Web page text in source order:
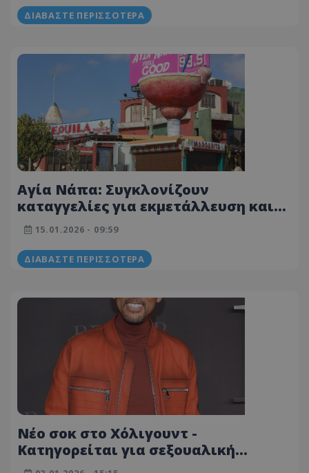
ΔΙΑΒΆΣΤΕ ΠΕΡΙΣΣΌΤΕΡΑ
Αγία Νάπα: Συγκλονίζουν
καταγγελίες για εκμετάλλευση και
σεξουαλική παρενόχληση
Βρετανίδων σε ντοκιμαντέρ του
Channel 4
15.01.2026 - 09:59
ΔΙΑΒΆΣΤΕ ΠΕΡΙΣΣΌΤΕΡΑ
Νέο σοκ στο Χόλιγουντ -
Κατηγορείται για σεξουαλική
παρενόχληση γνωστός ηθοποιός –